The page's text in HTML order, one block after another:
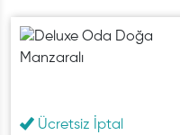
Ücretsiz İptal